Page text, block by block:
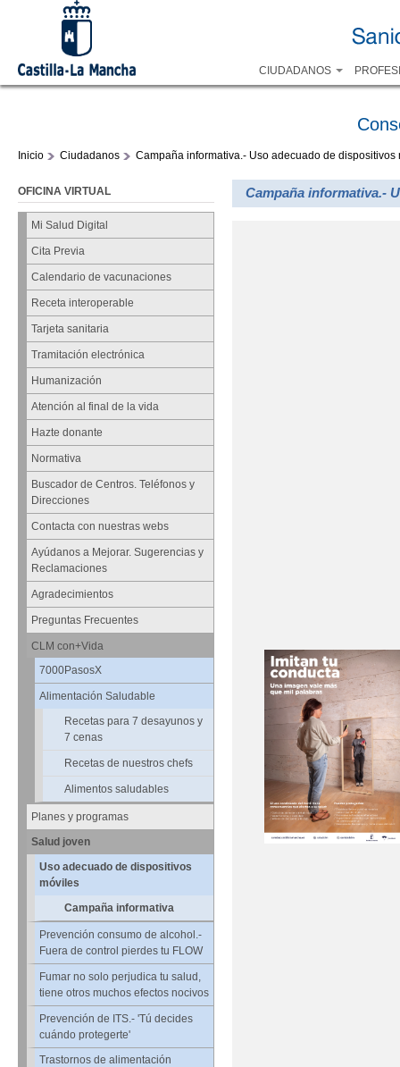
CIUDADANOS
Inicio Ciudadanos Campaña informativa.- Uso adecuado de dispositivos
OFICINA VIRTUAL
Mi Salud Digital
Cita Previa
Calendario de vacunaciones
Receta interoperable
Tarjeta sanitaria
Tramitación electrónica
Humanización
Atención al final de la vida
Hazte donante
Normativa
Buscador de Centros. Teléfonos y
Direcciones
Contacta con nuestras webs
Ayúdanos a Mejorar. Sugerencias y
Reclamaciones
Agradecimientos
Preguntas Frecuentes
CLM con+Vida
7000PasosX
Alimentación Saludable
Recetas para 7 desayunos y
7 cenas
Recetas de nuestros chefs
Alimentos saludables
Planes y programas
Salud joven
Uso adecuado de dispositivos
móviles
Campaña informativa
Prevención consumo de alcohol.-
Fuera de control pierdes tu FLOW
Fumar no solo perjudica tu salud,
tiene otros muchos efectos nocivos
Prevención de ITS.- 'Tú decides
cuándo protegerte'
Trastornos de alimentación
Campaña informativa.-